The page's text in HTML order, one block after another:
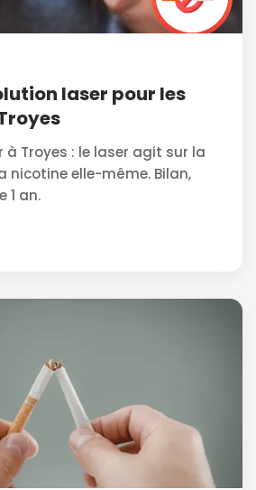
laser pour les
à Troyes : le laser agit sur la
nicotine elle-même. Bilan,
1 an.